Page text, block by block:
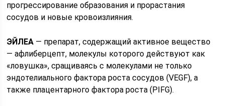
прогрессирование образования и прорастания
сосудов и новые кровоизлияния.
ЭЙЛЕА — препарат, содержащий активное вещество
— афлиберцепт, молекулы которого действуют как
«ловушка», сращиваясь с молекулами не только
эндотелиального фактора роста сосудов (VEGF), а
также плацентарного фактора роста (PIFG).